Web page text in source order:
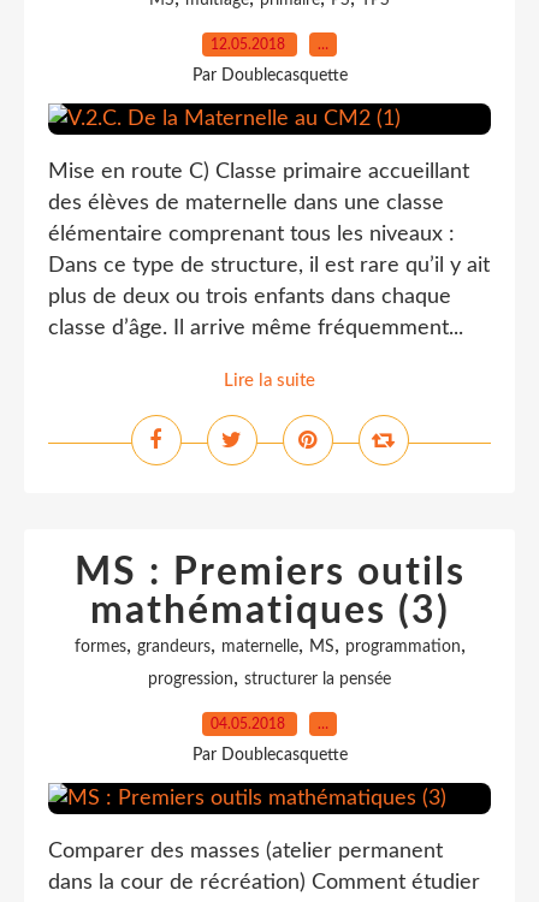
12.05.2018 …
Par Doublecasquette
Mise en route C) Classe primaire accueillant
des élèves de maternelle dans une classe
élémentaire comprenant tous les niveaux :
Dans ce type de structure, il est rare qu’il y ait
plus de deux ou trois enfants dans chaque
classe d’âge. Il arrive même fréquemment...
Lire la suite
MS : Premiers outils
mathématiques (3)
formes, grandeurs, maternelle, MS, programmation,
progression, structurer la pensée
04.05.2018 …
Par Doublecasquette
Comparer des masses (atelier permanent
dans la cour de récréation) Comment étudier